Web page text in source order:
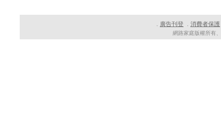
． 廣告刊登 ． 消費者保護
網路家庭版權所有